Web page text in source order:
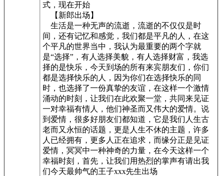
式，现在开始
【新郎出场】
生活是一种无声的流逝，流逝的不仅仅是时
间，还有记忆和感觉，我们都是平凡的人，在这
个平凡的世界当中，我认为最重要的两个字就
是“选择”，有人选择美貌，有人选择财富，我选
择的是快乐，今天到场的所有来宾朋友们，你们
都是选择快乐的人，因为你们在选择快乐的同
时，也选择了一份真挚的友谊，在这样一个激情
涌动的时刻，让我们在此欢聚一堂，共同来见证
一对幸福有情人，他们神圣而又伟大的爱情。说
到爱情，很多好朋友们都知道，它是我们人生古
老而又永恒的话题，更是人生不休的主题，许多
人已经拥有，更多人正在追求，而缘分正是见证
爱情，冥冥中一种神奇的力量，在今天这样一个
幸福时刻，首先，让我们用热烈的掌声有请出我
们今天最帅气的王子xxx先生出场